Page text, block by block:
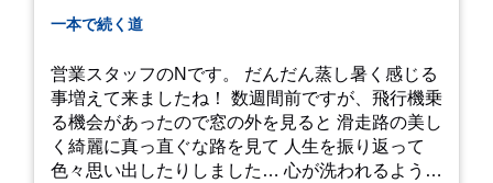
一本で続く道
営業スタッフのNです。 だんだん蒸し暑く感じる
事増えて来ましたね！ 数週間前ですが、飛行機乗
る機会があったので窓の外を見ると 滑走路の美し
く綺麗に真っ直ぐな路を見て 人生を振り返って
色々思い出したりしました… 心が洗われるような